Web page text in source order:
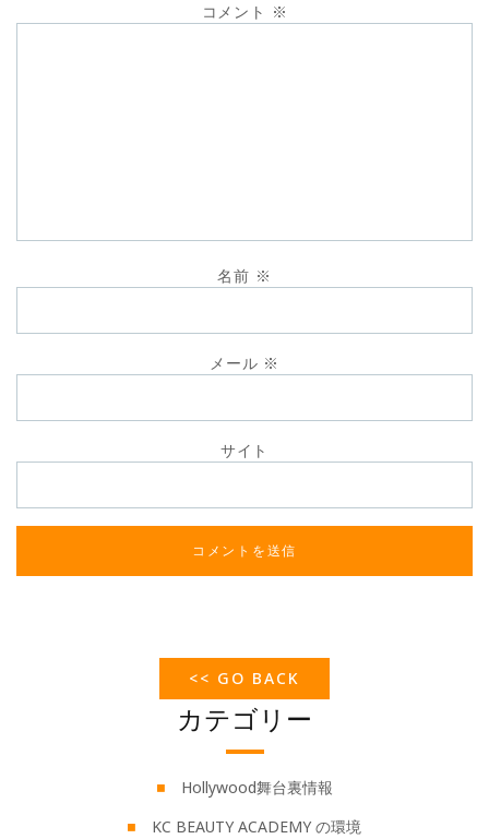
カテゴリー
Hollywood舞台裏情報
KC BEAUTY ACADEMY の環境
コメント ※
名前 ※
メール ※
サイト
<< GO BACK